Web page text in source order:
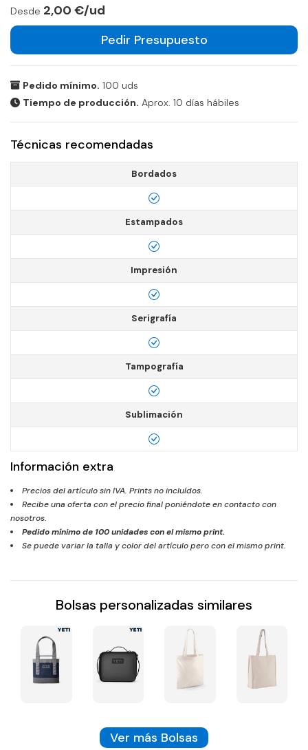
Desde 2,00 €/ud
Pedir Presupuesto
Pedido mínimo. 100 uds
Tiempo de producción. Aprox. 10 días hábiles
Técnicas recomendadas
Bordados
Estampados
Impresión
Serigrafía
Tampografía
Sublimación
Información extra
Precios del artículo sin IVA. Prints no incluídos.
Recibe una oferta con el precio final poniéndote en contacto con
nosotros.
Pedido mínimo de 100unidades con el mismo print.
Se puede variar la talla y color del artículo pero con el mismo print.
Bolsas personalizadas similares
Ver más Bolsas